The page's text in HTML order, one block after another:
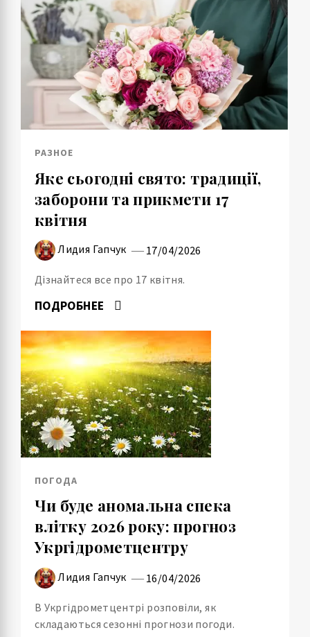
РАЗНОЕ
Яке сьогодні свято: традиції,
заборони та прикмети 17
квітня
Лидия Гапчук 17/04/2026
Дізнайтеся все про 17 квітня.
ПОДРОБНЕЕ
ПОГОДА
Чи буде аномальна спека
влітку 2026 року: прогноз
Укргідрометцентру
Лидия Гапчук 16/04/2026
В Укргідрометцентрі розповіли, як
складаються сезонні прогнози погоди.